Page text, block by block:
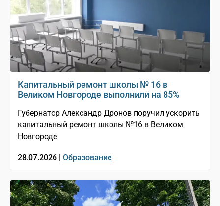
Капитальный ремонт школы № 16 в
Великом Новгороде выполнили на 85%
Губернатор Александр Дронов поручил ускорить
капитальный ремонт школы №16 в Великом
Новгороде
28.07.2026 | Образование